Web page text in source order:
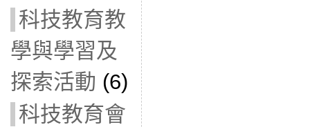
科技教育教
學與學習及
探索活動 (6)
科技教育會